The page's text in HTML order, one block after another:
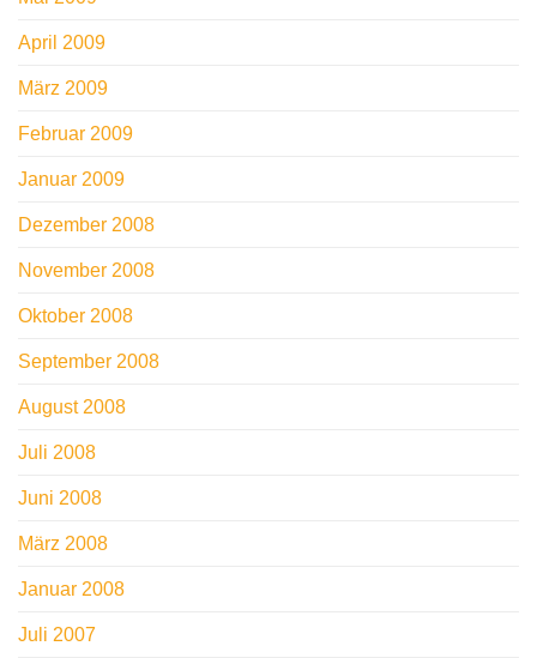
April 2009
März 2009
Februar 2009
Januar 2009
Dezember 2008
November 2008
Oktober 2008
September 2008
August 2008
Juli 2008
Juni 2008
März 2008
Januar 2008
Juli 2007